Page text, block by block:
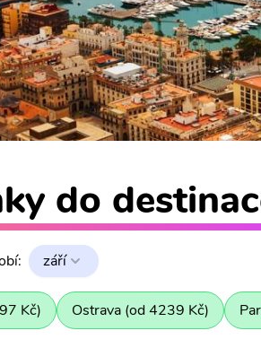
do
září
Kč) Ostrava (od 4239 Kč)